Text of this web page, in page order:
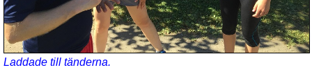
Laddade till tänderna.